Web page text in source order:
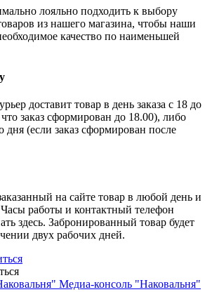
лояльно подходить к выбору
из нашего магазина, чтобы наши
качество по наименьшей
доставит товар в день заказа с 18 до
заказ сформирован до 18.00), либо
дня (если заказ сформирован после
на сайте товар в любой день и
работы и контактный телефон
здесь. Забронированный товар будет
двух рабочих дней.
Медиа-консоль "Наковальня"